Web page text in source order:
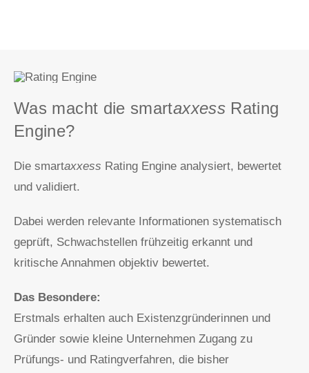
Was macht die smartaxxess Rating
Engine?
Die smartaxxess Rating Engine analysiert, bewertet
und validiert.
Dabei werden relevante Informationen systematisch
geprüft, Schwachstellen frühzeitig erkannt und
kritische Annahmen objektiv bewertet.
Das Besondere:
Erstmals erhalten auch Existenzgründerinnen und
Gründer sowie kleine Unternehmen Zugang zu
Prüfungs- und Ratingverfahren, die bisher